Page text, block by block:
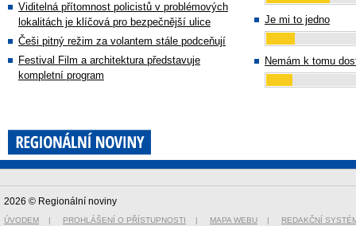
Viditelná přítomnost policistů v problémových
lokalitách je klíčová pro bezpečnější ulice
Češi pitný režim za volantem stále podceňují
Festival Film a architektura představuje
kompletní program
Je mi to jedno
Nemám k tomu
2026 © Regionální noviny
ÚVODEM | PROHLÁŠENÍ O PŘÍSTUPNOSTI | MAPA WEBU | REDAKČNÍ